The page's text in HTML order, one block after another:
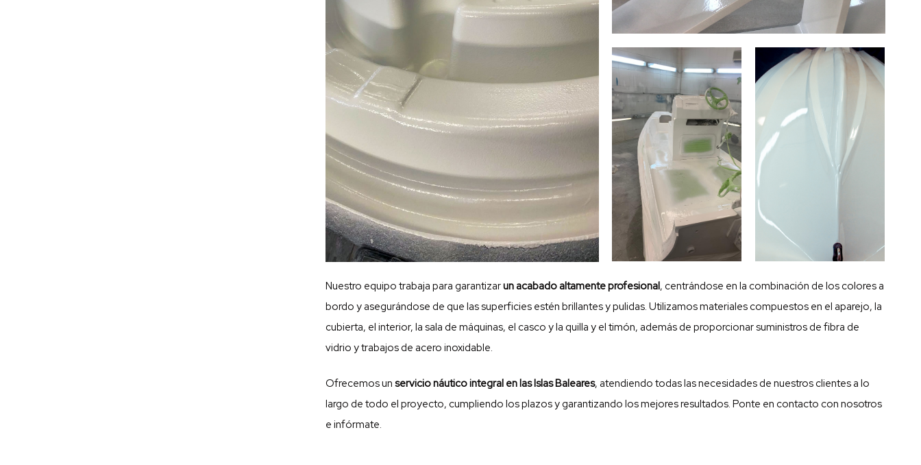
Nuestro equipo trabaja para garantizarun acabado altamente profesional, centrándose en la combinación de los colores a
bordo y asegurándose de que las superficies estén brillantes y pulidas. Utilizamos materiales compuestos en el aparejo, la
cubierta, el interior, la sala de máquinas, el casco y la quilla y el timón, además de proporcionar suministros defibra de
vidrio y trabajos de acero inoxidable.
Ofrecemos unservicio náutico integral en las Islas Baleares, atendiendo todas las necesidades de nuestros clientes a lo
largo de todo el proyecto, cumpliendo los plazos y garantizando los mejores resultados. Ponte en contacto con nosotros
e infórmate.